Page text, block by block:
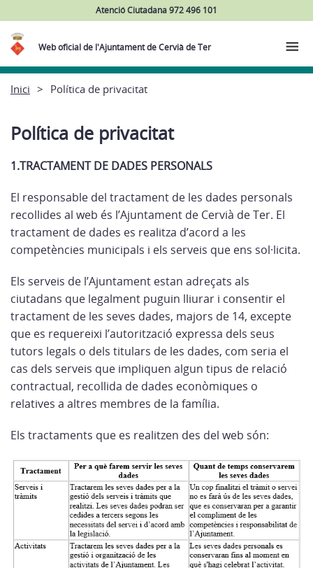
Atenció Ciutadana 972 496 101
Web oficial de l'Ajuntament de Cervià de Ter
Inici Política de privacitat
Política de privacitat
1.TRACTAMENT DE DADES PERSONALS
El responsable del tractament de les dades personals
recollides al web és l’Ajuntament de Cervià de Ter. El
tractament de dades es realitza d’acord a les
competències municipals i els serveis que ens sol·licita.
Els serveis de l’Ajuntament estan adreçats als
ciutadans que legalment puguin lliurar i consentir el
tractament de les seves dades, majors de 14, excepte
que es requereixi l’autorització expressa dels seus
tutors legals o dels titulars de les dades, com seria el
cas dels serveis que impliquen algun tipus de relació
contractual, recollida de dades econòmiques o
relatives a altres membres de la família.
Els tractaments que es realitzen des del web són: